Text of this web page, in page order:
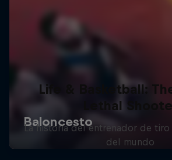
Life & Basketball:
Lethal
La historia del entrenador de
del mundo